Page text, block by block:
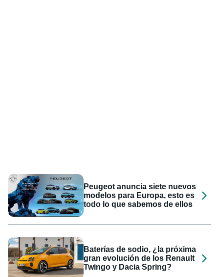
Peugeot anuncia siete nuevos
modelos para Europa, esto es
todo lo que sabemos de ellos
Baterías de sodio, ¿la próxima
gran evolución de los Renault
Twingo y Dacia Spring?